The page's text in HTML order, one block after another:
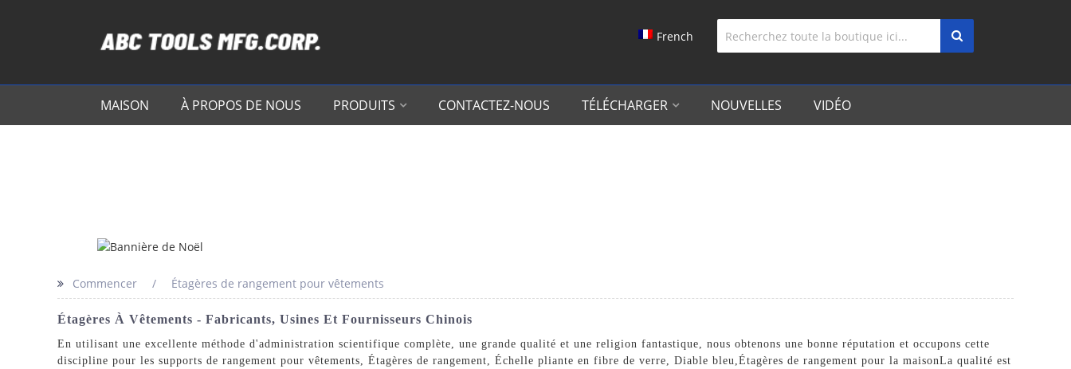
French
MAISON À PROPOS DE NOUS PRODUITS CONTACTEZ-NOUS TÉLÉCHARGER NOUVELLES VIDÉO
Commencer Étagères de rangement pour vêtements
Étagères À Vêtements - Fabricants, Usines Et Fournisseurs Chinois
En utilisant une excellente méthode d'administration scientifique complète, une grande qualité et une religion fantastique, nous obtenons une bonne réputation et occupons cette
discipline pour les supports de rangement pour vêtements, Étagères de rangement Échelle pliante en fibre de verre Diable bleu Étagères de rangement pour la maisonLa qualité est